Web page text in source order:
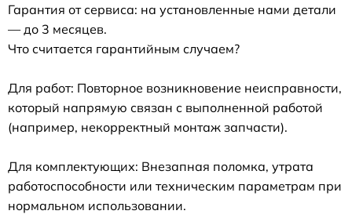
Гарантия от сервиса: на установленные нами детали
— до 3 месяцев.
Что считается гарантийным случаем?
Для работ: Повторное возникновение неисправности,
который напрямую связан с выполненной работой
(например, некорректный монтаж запчасти).
Для комплектующих: Внезапная поломка, утрата
работоспособности или техническим параметрам при
нормальном использовании.